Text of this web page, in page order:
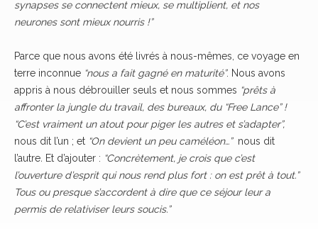
synapses se connectent mieux, se multiplient, et nos
neurones sont mieux nourris !”
Parce que nous avons été livrés à nous-mêmes, ce voyage en
terre inconnue “nous a fait gagné en maturité”. Nous avons
appris à nous débrouiller seuls et nous sommes “prêts à
affronter la jungle du travail, des bureaux, du “Free Lance” !
“C’est vraiment un atout pour piger les autres et s’adapter”,
nous dit l’un ; et “On devient un peu caméléon…” nous dit
l’autre. Et d’ajouter : “Concrètement, je crois que c’est
l’ouverture d’esprit qui nous rend plus fort : on est prêt à tout.”
Tous ou presque s’accordent à dire que ce séjour leur a
permis de relativiser leurs soucis.”